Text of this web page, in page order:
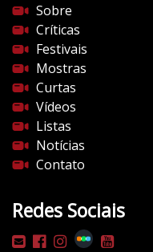
d
o
c
i
n
e
m
a
.
o
m
Sobre
Críticas
Festivais
Mostras
Curtas
Vídeos
Listas
Notícias
Contato
Redes Sociais